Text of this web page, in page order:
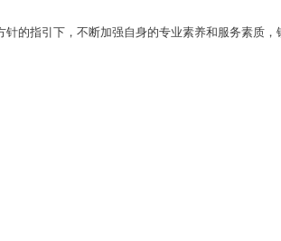
的指引下，不断加强自身的专业素养和服务素质，